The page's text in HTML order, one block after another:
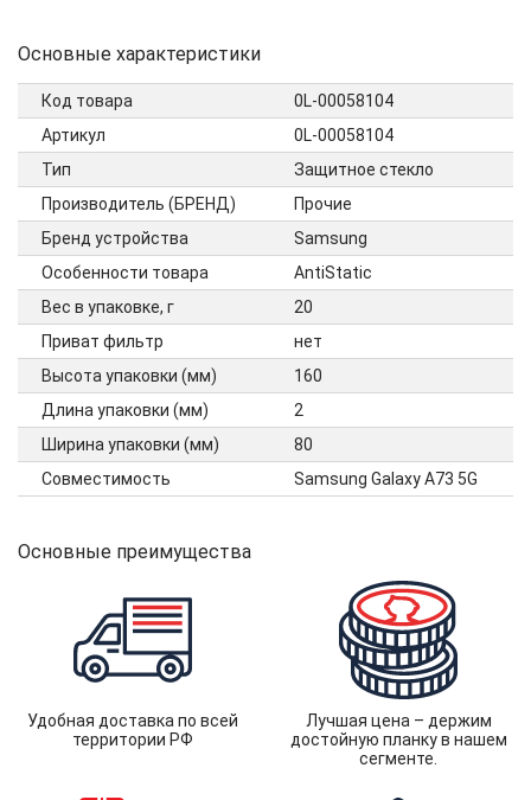
Основные характеристики
Код товара
0L-00058104
Артикул
0L-00058104
Тип
Защитное стекло
Производитель (БРЕНД)
Прочие
Бренд устройства
Samsung
Особенности товара
AntiStatic
Вес в упаковке, г
20
Приват фильтр
нет
Высота упаковки (мм)
160
Длина упаковки (мм)
2
Ширина упаковки (мм)
80
Совместимость
Samsung Galaxy A73 5G
Основные преимущества
Удобная доставка по всей
территории РФ
Лучшая цена – держим
достойную планку в нашем
сегменте.